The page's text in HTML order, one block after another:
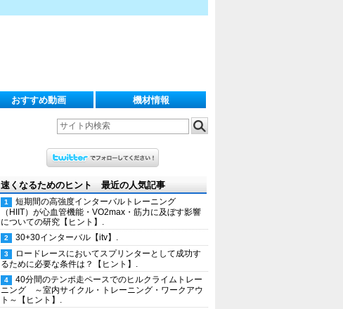
おすすめ動画 機材情報
速くなるためのヒント 最近の人気記事
短期間の高強度インターバルトレーニング
（HIIT）が心血管機能・VO2max・筋力に及ぼす影響
についての研究【ヒント】.
30+30インターバル【itv】.
ロードレースにおいてスプリンターとして成功す
るために必要な条件は？【ヒント】.
40分間のテンポ走ペースでのヒルクライムトレー
ニング ～室内サイクル・トレーニング・ワークアウ
ト～【ヒント】.